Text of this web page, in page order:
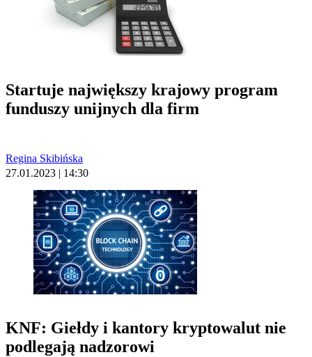
Startuje największy krajowy program
funduszy unijnych dla firm
Regina Skibińska
27.01.2023 | 14:30
KNF: Giełdy i kantory kryptowalut nie
podlegają nadzorowi